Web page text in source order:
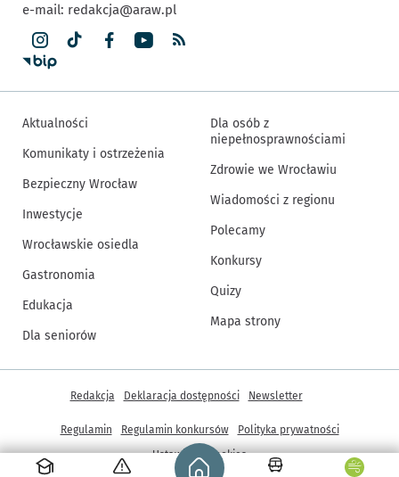
Strona główna - wroclaw.pl
e-mail: redakcja@araw.pl
Aktualności
Komunikaty i ostrzeżenia
Bezpieczny Wrocław
Inwestycje
Wrocławskie osiedla
Gastronomia
Edukacja
Dla seniorów
Dla osób z
niepełnosprawnościami
Zdrowie we Wrocławiu
Wiadomości z regionu
Polecamy
Konkursy
Quizy
Mapa strony
Inne informacje
Redakcja Deklaracja dostępności Newsletter
Regulamin Regulamin konkursów
Polityka prywatności
Ustawienia cookies